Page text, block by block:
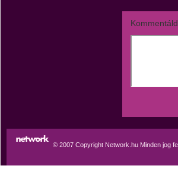
© 2007 Copyright Network.hu Minden jog